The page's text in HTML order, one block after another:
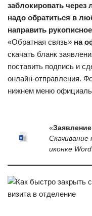
заблокировать через
надо обратиться в
направить
«Обратная связь» на
скачать бланк
поставить подпись и
онлайн-отправления.
нижнем меню
«
Скачивание
иконке Word